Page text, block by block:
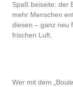
Spaß beiseite: der
mehr Menschen
diesen – ganz neu
frischen Luft.
Wer mit dem